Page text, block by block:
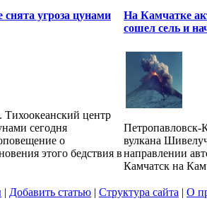
угроза цунами
центр
сегодня
о
этого бедствия в
На Камчатке
сошел сель и
Петропавловск-
вулкана
направлении
Камчатск на
| Добавить статью | Структура сайта | О